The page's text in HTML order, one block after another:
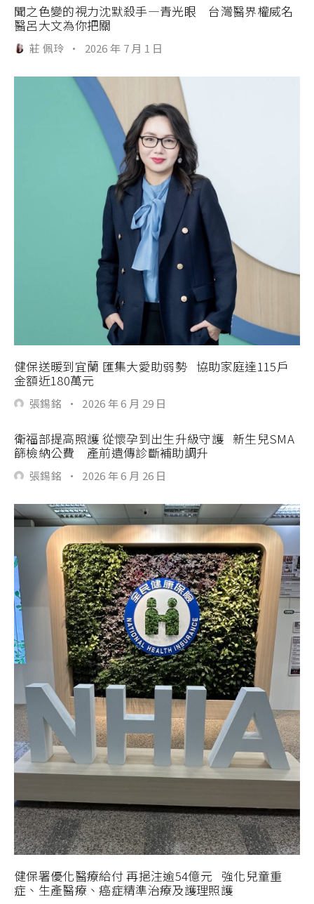
聞之色變的視力沈默殺手—青光眼 台灣醫界權威名
醫呂大文為你把關
莊 佩玲 · 2026 年 7 月 1 日
健保送暖到宜蘭 匯集大愛助弱勢 協助家庭達115戶
金額近180萬元
張錫銘 · 2026 年 6 月 29 日
衛福部提高照護 從懷孕到出生升級守護 新生兒SMA
篩檢納公費 產前遺傳診斷補助調升
張錫銘 · 2026 年 6 月 26 日
健保署優化醫療給付 再挹注逾54億元 強化兒童重
症、生產醫療、癌症精準治療及護理照護